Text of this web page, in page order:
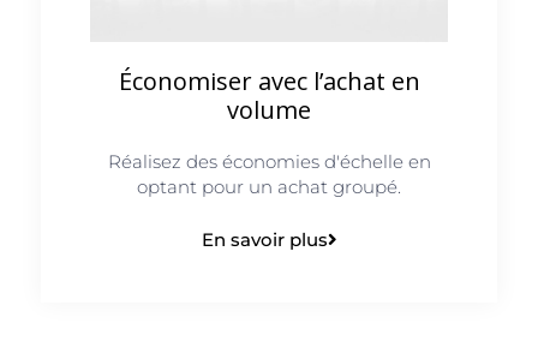
Économiser avec l’achat en
volume
Réalisez des économies d'échelle en
optant pour un achat groupé.
En savoir plus